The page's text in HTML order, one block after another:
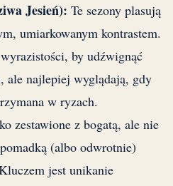
Jesień): Te sezony plasują
umiarkowanym kontrastem.
by udźwignąć
ale najlepiej wyglądają, gdy
w ryzach.
zestawione z bogatą, ale nie
(albo odwrotnie)
jest unikanie